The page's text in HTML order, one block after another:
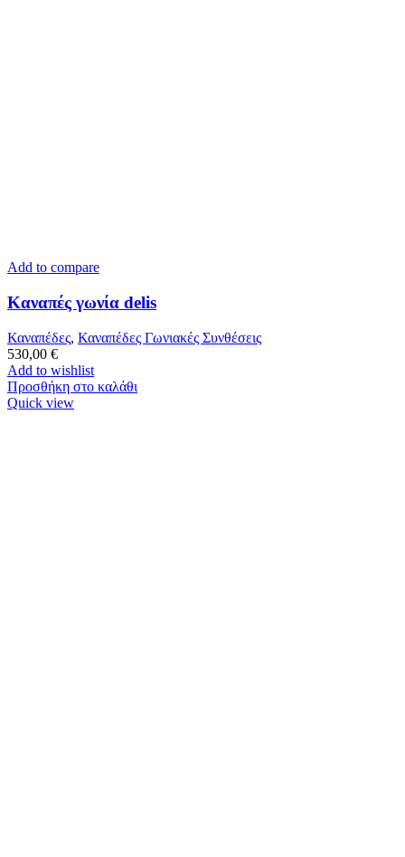
Add to compare
Καναπές γωνία delis
Καναπέδες, Καναπέδες Γωνιακές Συνθέσεις
530,00 €
Add to wishlist
Προσθήκη στο καλάθι
Quick view